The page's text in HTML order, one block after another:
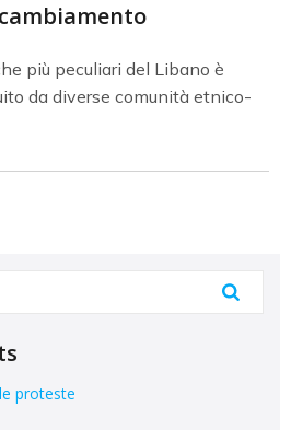
più peculiari del Libano è
da diverse comunità etnico-
proteste